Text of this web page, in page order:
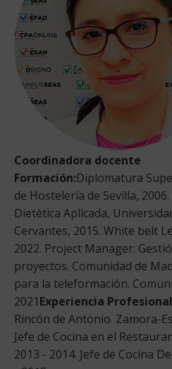
Coordinadora docente
Formación:Diplomatura
de Hostelería de Sevilla,
Dietética Aplicada,
Cervantes, 2015. White belt
2022. Project Manager:
proyectos. Comunidad de
para la teleformación.
2021Experiencia
Rincón de Antonio. Zamora-
Jefe de Cocina en el
2013 - 2014. Jefe de Cocina